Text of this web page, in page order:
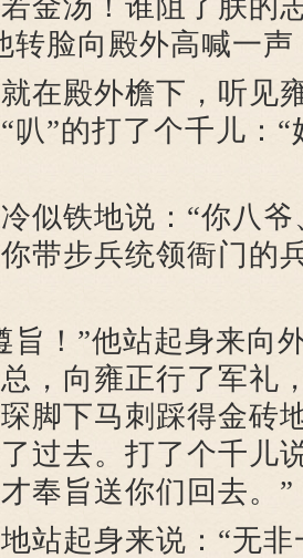
金汤！谁阻了朕的
转脸向殿外高喊一声
殿外檐下，听见
叭”的打了个千儿：
铁地说：“你八爷
带步兵统领衙门的
！”他站起身来向
，向雍正行了军礼
脚下马刺踩得金砖
过去。打了个千儿
奉旨送你们回去。”
起身来说：“无非